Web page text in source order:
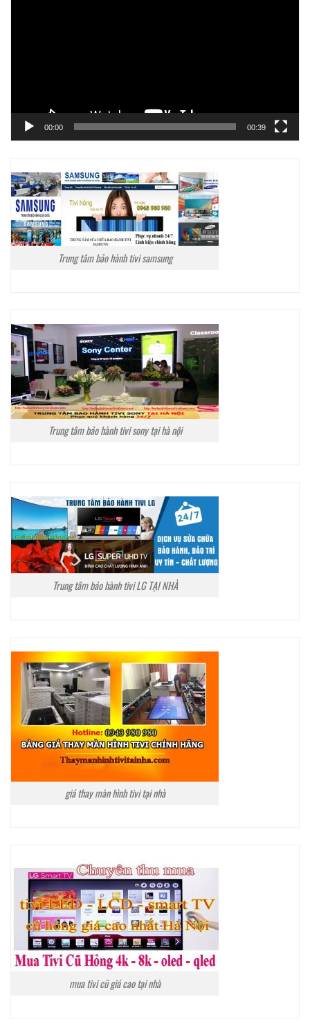
00:00 00:39
Trung tâm bảo hành tivi samsung
Trung tâm bảo hành tivi sony tại hà nội
Trung tâm bảo hành tivi LG TẠI NHÀ
giá thay màn hình tivi tại nhà
mua tivi cũ giá cao tại nhà